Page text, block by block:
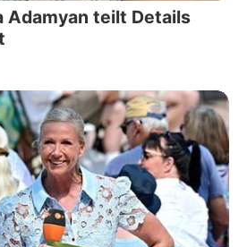
Adamyan teilt Details